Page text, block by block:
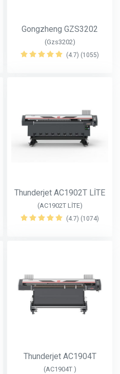
Gongzheng GZS3202
(Gzs3202)
(4.7) (1055)
Thunderjet AC1902T LİTE
(AC1902T LİTE)
(4.7) (1074)
Thunderjet AC1904T
(AC1904T )